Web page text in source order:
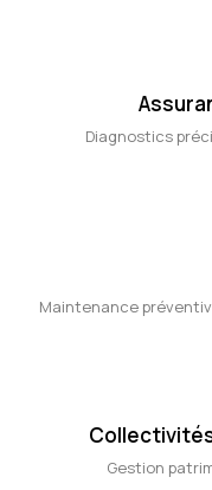
Diagnostics
Maintenance
Gestion